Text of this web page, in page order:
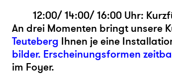
12:00/ 14:00/ 16:00 Uhr:
An drei Momenten bringt unsere
Teuteberg Ihnen je eine
bilder. Erscheinungsformen
im Foyer.